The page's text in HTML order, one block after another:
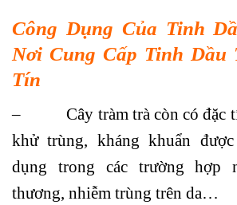
Công Dụng Của Tinh
Nơi Cung Cấp Tinh Dầu
Tín
– Cây tràm trà còn có đặc
khử trùng, kháng khuẩn
dụng trong các trường hợp
thương, nhiễm trùng trên da…